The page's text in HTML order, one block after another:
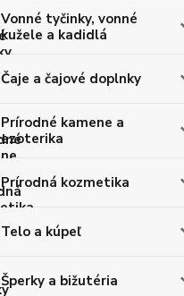
Vonné tyčinky, vonné
kužele a kadidlá
Čaje a čajové doplnky
Prírodné kamene a
ezoterika
Prírodná kozmetika
Telo a kúpeľ
Šperky a bižutéria